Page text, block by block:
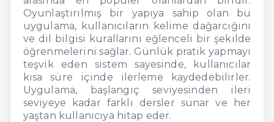
Oyunlaştırılmış bir yapıya sahip olan bu
uygulama, kullanıcıların kelime dağarcığını
ve dil bilgisi kurallarını eğlenceli bir şekilde
öğrenmelerini sağlar. Günlük pratik yapmayı
teşvik eden sistem sayesinde, kullanıcılar
kısa süre içinde ilerleme kaydedebilirler.
Uygulama, başlangıç seviyesinden ileri
seviyeye kadar farklı dersler sunar ve her
yaştan kullanıcıya hitap eder.